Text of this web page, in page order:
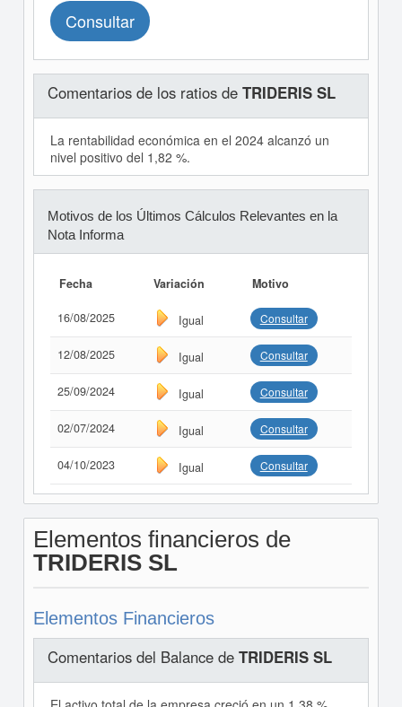
Consultar
Comentarios de los ratios de TRIDERIS SL
La rentabilidad económica en el 2024 alcanzó un
nivel positivo del 1,82 %.
Motivos de los Últimos Cálculos Relevantes en la
Nota Informa
Fecha Variación Motivo
16/08/2025 Igual Consultar
12/08/2025 Igual Consultar
25/09/2024 Igual Consultar
02/07/2024 Igual Consultar
04/10/2023 Igual Consultar
Elementos financieros de
TRIDERIS SL
Elementos Financieros
Comentarios del Balance de TRIDERIS SL